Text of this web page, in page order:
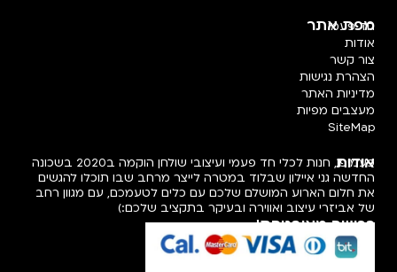
מפת אתר
חד פעמי
אודות
צור קשר
הצהרת נגישות
מדיניות האתר
מעצבים מפיות
SiteMap
אודות
פעמיפו, חנות לכלי חד פעמי ועיצובי שולחן הוקמה ב2020 בשכונה
החדשה גני איילון שבלוד במטרה לייצר מרחב שבו תוכלו להגשים
את חלום הארוע המושלם שלכם עם כלים לטעמכם, עם מגוון רחב
של אביזרי עיצוב ואווירה ובעיקר בתקציב שלכם:)
רכישה מאובטחת!